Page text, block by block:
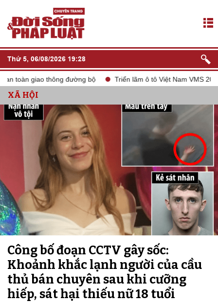
Thứ 5, 06/08/2026 19:28
thông đường bộ Triển lãm ô tô Việt Nam VMS 2024 tắt
XÃ HỘI
Công bố đoạn CCTV gây sốc:
Khoảnh khắc lạnh người của cầu
thủ bán chuyên sau khi cưỡng
hiếp, sát hại thiếu nữ 18 tuổi